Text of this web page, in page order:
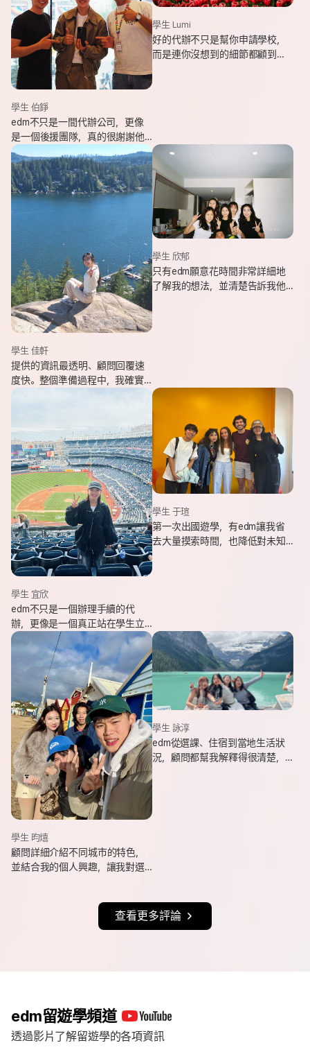
學生 伯錚
edm不只是一間代辦公司，更像
是一個後援團隊，真的很謝謝他
們的幫忙，讓我能安心出發，去
追逐我一直想完成的留遊學夢
想。
學生 Lumi
好的代辦不只是幫你申請學校，
而是連你沒想到的細節都顧到
學生 佳軒
提供的資訊最透明、顧問回覆速
度快。整個準備過程中，我確實
也感受到edm的用心與專業。抵
學生 欣郁
只有edm願意花時間非常詳細地
了解我的想法，並清楚告訴我他
學生 宜欣
edm不只是一個辦理手續的代
辦，更像是一個真正站在學生立
場、陪伴並支持你完成留遊學夢
想的夥伴。這也是我會想推薦
edm的原因。
學生 于瑄
第一次出國遊學，有edm讓我省
去大量摸索時間，也降低對未知
學生 昀熺
顧問詳細介紹不同城市的特色，
並結合我的個人興趣，讓我對選
學生 詠淳
edm從選課、住宿到當地生活狀
況，顧問都幫我解釋得很清楚，
查看更多評論
edm留遊學頻道
透過影片了解留遊學的各項資訊